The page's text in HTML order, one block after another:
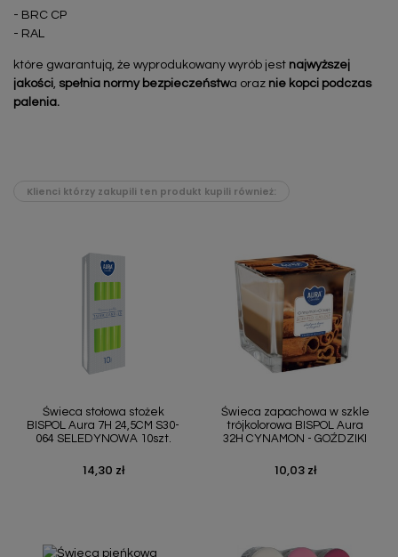
- BRC CP
- RAL
które gwarantują, że wyprodukowany wyrób jest najwyższej
jakości, spełnia normy bezpieczeństwa oraz nie kopci podczas
palenia.
Klienci którzy zakupili ten produkt kupili również:
Świeca stołowa stożek
BISPOL Aura 7H 24,5CM S30-
064 SELEDYNOWA 10szt.
Cena
14,30 zł
Świeca zapachowa w szkle
trójkolorowa BISPOL Aura
32H CYNAMON - GOŹDZIKI
Cena
10,03 zł